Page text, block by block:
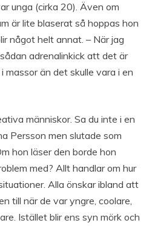
unga (cirka 20). Även om
är lite blaserat så hoppas hon
något helt annat. – När jag
adrenalinkick att det är
än det skulle vara i en
människor. Sa du inte i en
Persson men slutade som
hon läser den borde hon
med? Allt handlar om hur
Alla önskar ibland att
till när de var yngre, coolare,
Istället blir ens syn mörk och